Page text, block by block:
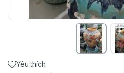
Yêu thích